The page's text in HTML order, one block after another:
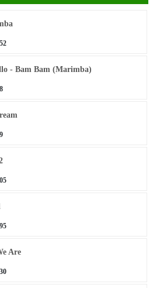
- Bam Bam (Marimba)
Are